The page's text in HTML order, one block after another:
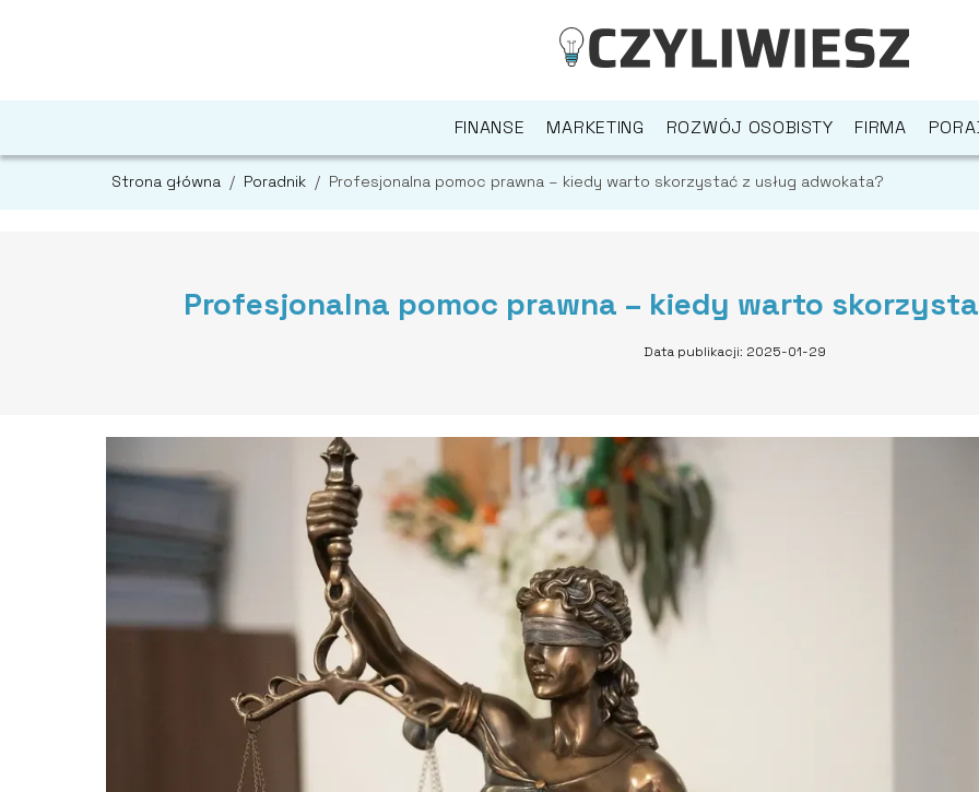
FINANSE MARKETING ROZWÓJ OSOBISTY FIRMA
Strona główna / Poradnik / Profesjonalna pomoc prawna – kiedy warto skorzystać z usług adwokata?
Profesjonalna pomoc prawna – kiedy warto
Data publikacji: 2025-01-29